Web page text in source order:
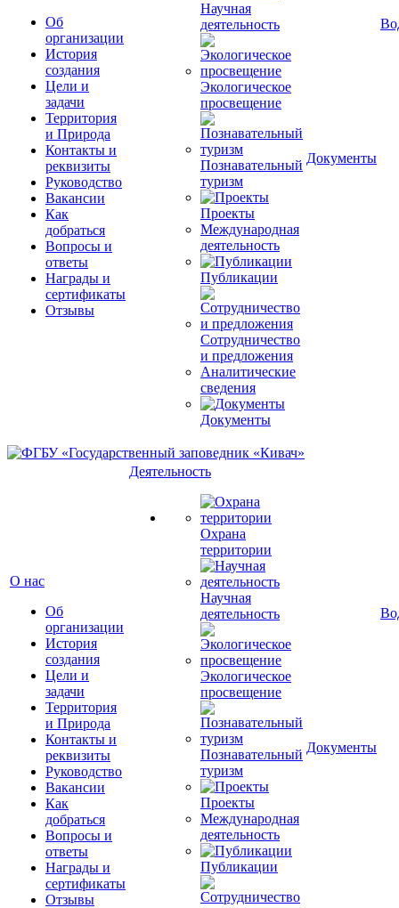
Об
организации
История
создания
Цели и
задачи
Территория
и Природа
Контакты и
реквизиты
Руководство
Вакансии
Как
добраться
Вопросы и
ответы
Награды и
сертификаты
Отзывы
Научная
деятельность
Экологическое
просвещение
Познавательный
туризм
Проекты
Международная
деятельность
Публикации
Сотрудничество
и предложения
Аналитические
сведения
Документы
Документы
О нас
Об
организации
История
создания
Цели и
задачи
Территория
и Природа
Контакты и
реквизиты
Руководство
Вакансии
Как
добраться
Вопросы и
ответы
Награды и
сертификаты
Отзывы
Деятельность
Охрана
территории
Научная
деятельность
Экологическое
просвещение
Познавательный
туризм
Проекты
Международная
деятельность
Публикации
Документы